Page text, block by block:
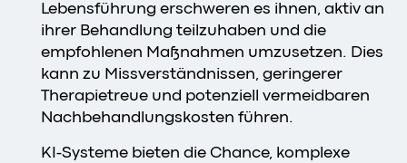
Lebensführung erschweren es ihnen, aktiv an
ihrer Behandlung teilzuhaben und die
empfohlenen Maßnahmen umzusetzen. Dies
kann zu Missverständnissen, geringerer
Therapietreue und potenziell vermeidbaren
Nachbehandlungskosten führen.
KI-Systeme bieten die Chance, komplexe